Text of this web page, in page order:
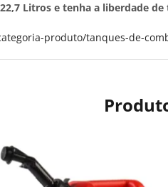
Litros e tenha a liberdade
produto/tanques-de-